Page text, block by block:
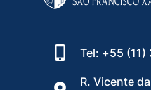
Tel: +55
R. Vicente